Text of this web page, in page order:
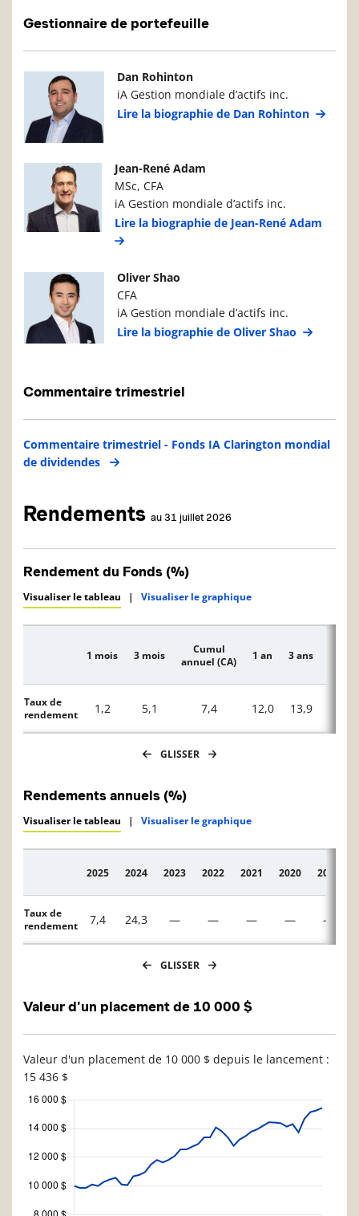
Gestionnaire de portefeuille
Photo du gestionnaire de portefeuille
Dan Rohinton
iA Gestion mondiale d’actifs inc.
Lire la biographie de Dan Rohinton
Photo du gestionnaire de portefeuille
Jean-René Adam
MSc, CFA
iA Gestion mondiale d’actifs inc.
Lire la biographie de Jean-René Adam
Photo du gestionnaire de portefeuille
Oliver Shao
CFA
iA Gestion mondiale d’actifs inc.
Lire la biographie de Oliver Shao
Commentaire trimestriel
Commentaire trimestriel - Fonds IA Clarington mondial
de dividendes
Rendements au 31 juillet 2026
Rendement du Fonds (%)
Visualiser le tableau | Visualiser le graphique
Description
1 mois 3 mois
Cumul
annuel (CA)
1 an 3 ans
Taux de
rendement
1,2 5,1 7,4 12,0 13,9
GLISSER
Rendements annuels (%)
Visualiser le tableau | Visualiser le graphique
Description
2025 2024 2023 2022 2021 2020 2019
Taux de
rendement
7,4 24,3 — — — — —
GLISSER
Valeur d'un placement de 10 000 $
Valeur d'un placement de 10 000 $ depuis le lancement :
15 436 $